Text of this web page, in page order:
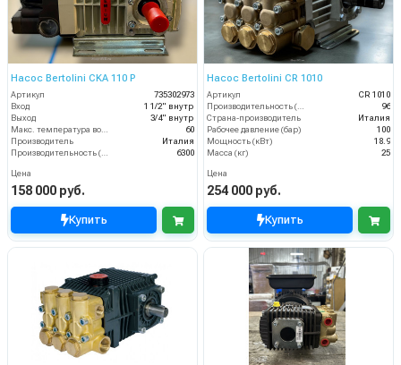
Насос Bertolini CKA 110 P
Артикул
735302973
Вход
1 1/2" внутр
Выход
3/4" внутр
Макс. температура воды (°C)
60
Производитель
Италия
Производительность (л/ч)
6300
Цена
158 000 руб.
Купить
Насос Bertolini CR 1010
Артикул
CR 1010
Производительность (л/мин)
96
Страна-производитель
Италия
Рабочее давление (бар)
100
Мощность (кВт)
18.9
Масса (кг)
25
Цена
254 000 руб.
Купить